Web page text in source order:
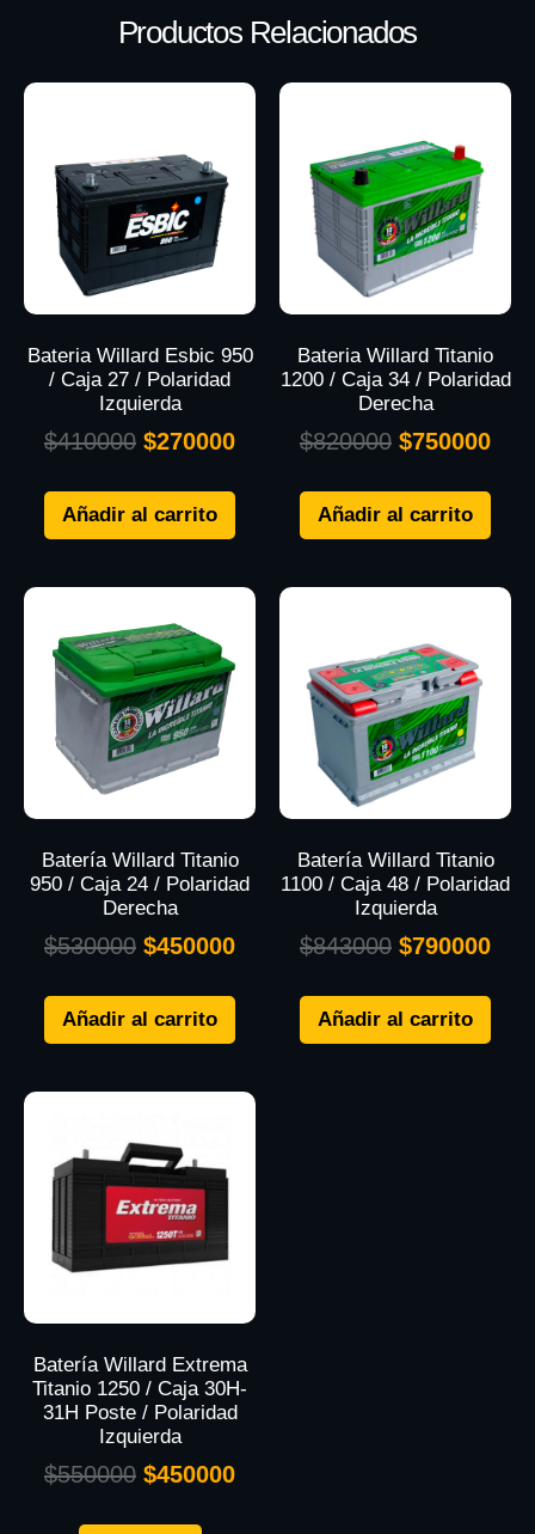
Productos Relacionados
Bateria Willard Esbic 950
/ Caja 27 / Polaridad
Izquierda
$410000 $270000
Añadir al carrito
Bateria Willard Titanio
1200 / Caja 34 / Polaridad
Derecha
$820000 $750000
Añadir al carrito
Batería Willard Titanio
950 / Caja 24 / Polaridad
Derecha
$530000 $450000
Añadir al carrito
Batería Willard Titanio
1100 / Caja 48 / Polaridad
Izquierda
$843000 $790000
Añadir al carrito
Batería Willard Extrema
Titanio 1250 / Caja 30H-
31H Poste / Polaridad
Izquierda
$550000 $450000